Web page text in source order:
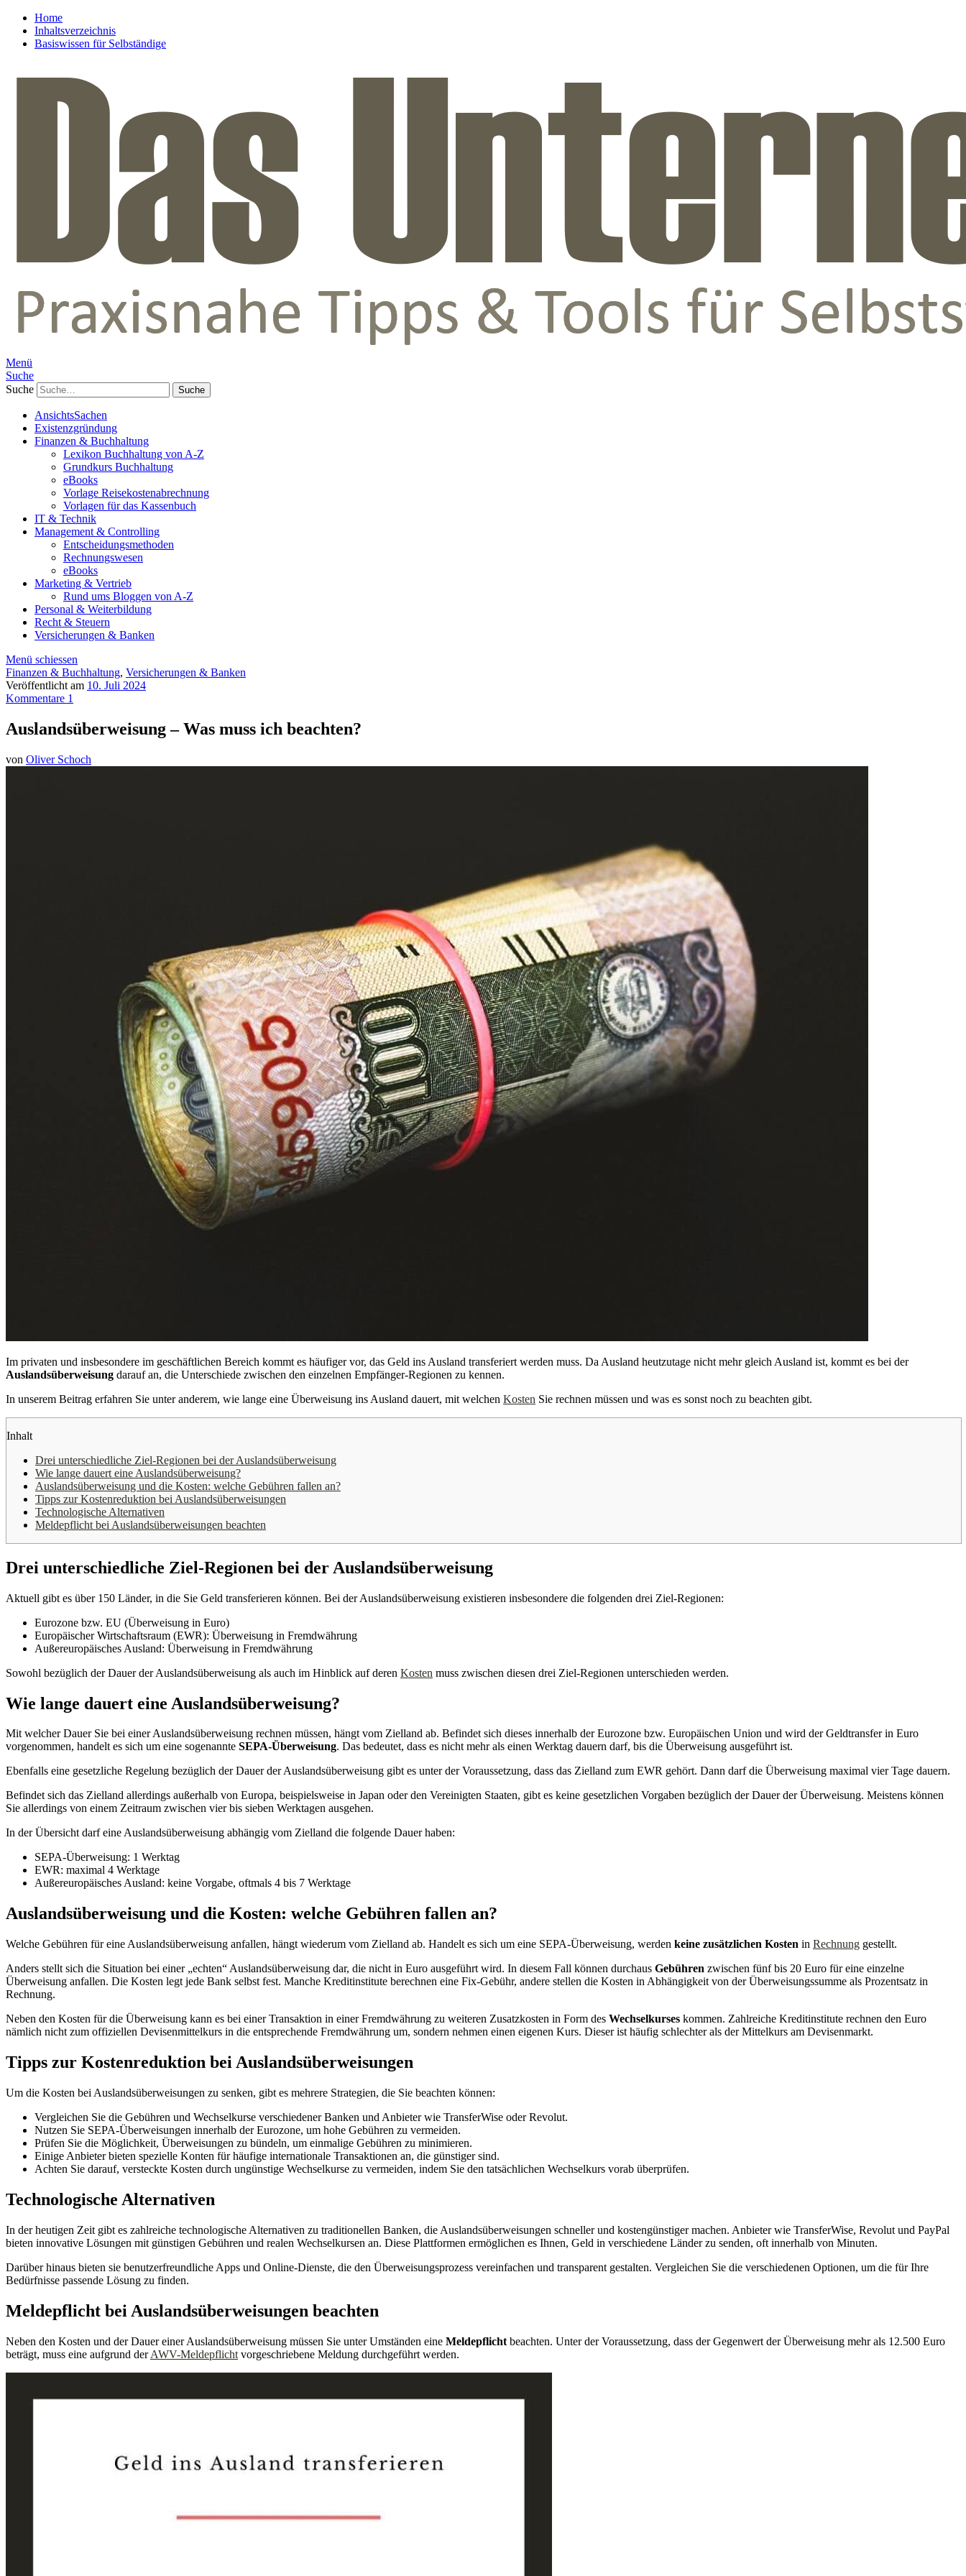
Home
Inhaltsverzeichnis
Basiswissen für Selbständige
Menü
Suche
Suche
AnsichtsSachen
Existenzgründung
Finanzen & Buchhaltung
Lexikon Buchhaltung von A-Z
Grundkurs Buchhaltung
eBooks
Vorlage Reisekostenabrechnung
Vorlagen für das Kassenbuch
IT & Technik
Management & Controlling
Entscheidungsmethoden
Rechnungswesen
eBooks
Marketing & Vertrieb
Rund ums Bloggen von A-Z
Personal & Weiterbildung
Recht & Steuern
Versicherungen & Banken
Menü schiessen
Finanzen & Buchhaltung, Versicherungen & Banken
Veröffentlicht am 10. Juli 2024
Kommentare 1
Auslandsüberweisung – Was muss ich beachten?
von Oliver Schoch
Im privaten und insbesondere im geschäftlichen Bereich kommt es häufiger vor, das Geld ins Ausland transferiert werden muss. Da Ausland heutzutage nicht mehr gleich Ausland ist, kommt es bei der
Auslandsüberweisung darauf an, die Unterschiede zwischen den einzelnen Empfänger-Regionen zu kennen.
In unserem Beitrag erfahren Sie unter anderem, wie lange eine Überweisung ins Ausland dauert, mit welchen Kosten Sie rechnen müssen und was es sonst noch zu beachten gibt.
Inhalt
Drei unterschiedliche Ziel-Regionen bei der Auslandsüberweisung
Wie lange dauert eine Auslandsüberweisung?
Auslandsüberweisung und die Kosten: welche Gebühren fallen an?
Tipps zur Kostenreduktion bei Auslandsüberweisungen
Technologische Alternativen
Meldepflicht bei Auslandsüberweisungen beachten
Drei unterschiedliche Ziel-Regionen bei der Auslandsüberweisung
Aktuell gibt es über 150 Länder, in die Sie Geld transferieren können. Bei der Auslandsüberweisung existieren insbesondere die folgenden drei Ziel-Regionen:
Eurozone bzw. EU (Überweisung in Euro)
Europäischer Wirtschaftsraum (EWR): Überweisung in Fremdwährung
Außereuropäisches Ausland: Überweisung in Fremdwährung
Sowohl bezüglich der Dauer der Auslandsüberweisung als auch im Hinblick auf deren Kosten muss zwischen diesen drei Ziel-Regionen unterschieden werden.
Wie lange dauert eine Auslandsüberweisung?
Mit welcher Dauer Sie bei einer Auslandsüberweisung rechnen müssen, hängt vom Zielland ab. Befindet sich dieses innerhalb der Eurozone bzw. Europäischen Union und wird der Geldtransfer in Euro
vorgenommen, handelt es sich um eine sogenannte SEPA-Überweisung. Das bedeutet, dass es nicht mehr als einen Werktag dauern darf, bis die Überweisung ausgeführt ist.
Ebenfalls eine gesetzliche Regelung bezüglich der Dauer der Auslandsüberweisung gibt es unter der Voraussetzung, dass das Zielland zum EWR gehört. Dann darf die Überweisung maximal vier Tage dauern.
Befindet sich das Zielland allerdings außerhalb von Europa, beispielsweise in Japan oder den Vereinigten Staaten, gibt es keine gesetzlichen Vorgaben bezüglich der Dauer der Überweisung. Meistens können
Sie allerdings von einem Zeitraum zwischen vier bis sieben Werktagen ausgehen.
In der Übersicht darf eine Auslandsüberweisung abhängig vom Zielland die folgende Dauer haben:
SEPA-Überweisung: 1 Werktag
EWR: maximal 4 Werktage
Außereuropäisches Ausland: keine Vorgabe, oftmals 4 bis 7 Werktage
Auslandsüberweisung und die Kosten: welche Gebühren fallen an?
Welche Gebühren für eine Auslandsüberweisung anfallen, hängt wiederum vom Zielland ab. Handelt es sich um eine SEPA-Überweisung, werden keine zusätzlichen Kosten in Rechnung gestellt.
Anders stellt sich die Situation bei einer „echten“ Auslandsüberweisung dar, die nicht in Euro ausgeführt wird. In diesem Fall können durchaus Gebühren zwischen fünf bis 20 Euro für eine einzelne
Überweisung anfallen. Die Kosten legt jede Bank selbst fest. Manche Kreditinstitute berechnen eine Fix-Gebühr, andere stellen die Kosten in Abhängigkeit von der Überweisungssumme als Prozentsatz in
Rechnung.
Neben den Kosten für die Überweisung kann es bei einer Transaktion in einer Fremdwährung zu weiteren Zusatzkosten in Form des Wechselkurses kommen. Zahlreiche Kreditinstitute rechnen den Euro
nämlich nicht zum offiziellen Devisenmittelkurs in die entsprechende Fremdwährung um, sondern nehmen einen eigenen Kurs. Dieser ist häufig schlechter als der Mittelkurs am Devisenmarkt.
Tipps zur Kostenreduktion bei Auslandsüberweisungen
Um die Kosten bei Auslandsüberweisungen zu senken, gibt es mehrere Strategien, die Sie beachten können:
Vergleichen Sie die Gebühren und Wechselkurse verschiedener Banken und Anbieter wie TransferWise oder Revolut.
Nutzen Sie SEPA-Überweisungen innerhalb der Eurozone, um hohe Gebühren zu vermeiden.
Prüfen Sie die Möglichkeit, Überweisungen zu bündeln, um einmalige Gebühren zu minimieren.
Einige Anbieter bieten spezielle Konten für häufige internationale Transaktionen an, die günstiger sind.
Achten Sie darauf, versteckte Kosten durch ungünstige Wechselkurse zu vermeiden, indem Sie den tatsächlichen Wechselkurs vorab überprüfen.
Technologische Alternativen
In der heutigen Zeit gibt es zahlreiche technologische Alternativen zu traditionellen Banken, die Auslandsüberweisungen schneller und kostengünstiger machen. Anbieter wie TransferWise, Revolut und PayPal
bieten innovative Lösungen mit günstigen Gebühren und realen Wechselkursen an. Diese Plattformen ermöglichen es Ihnen, Geld in verschiedene Länder zu senden, oft innerhalb von Minuten.
Darüber hinaus bieten sie benutzerfreundliche Apps und Online-Dienste, die den Überweisungsprozess vereinfachen und transparent gestalten. Vergleichen Sie die verschiedenen Optionen, um die für Ihre
Bedürfnisse passende Lösung zu finden.
Meldepflicht bei Auslandsüberweisungen beachten
Neben den Kosten und der Dauer einer Auslandsüberweisung müssen Sie unter Umständen eine Meldepflicht beachten. Unter der Voraussetzung, dass der Gegenwert der Überweisung mehr als 12.500 Euro
beträgt, muss eine aufgrund derAWV-Meldepflicht vorgeschriebene Meldung durchgeführt werden.